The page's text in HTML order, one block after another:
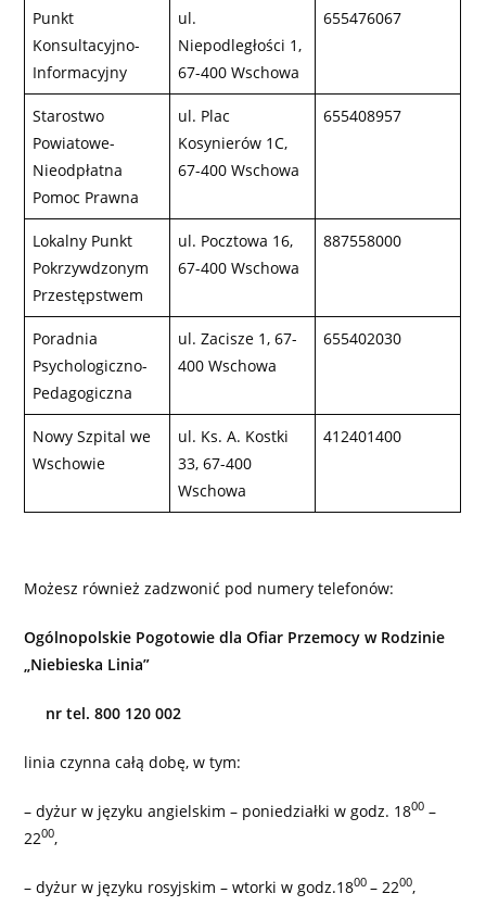
Punkt
Konsultacyjno-
Informacyjny
ul.
Niepodległości 1,
67-400 Wschowa
655476067
Starostwo
Powiatowe-
Nieodpłatna
Pomoc Prawna
ul. Plac
Kosynierów 1C,
67-400 Wschowa
655408957
Lokalny Punkt
Pokrzywdzonym
Przestępstwem
ul. Pocztowa 16,
67-400 Wschowa
887558000
Poradnia
Psychologiczno-
Pedagogiczna
ul. Zacisze 1, 67-
400 Wschowa
655402030
Nowy Szpital we
Wschowie
ul. Ks. A. Kostki
33, 67-400
Wschowa
412401400
Możesz również zadzwonić pod numery telefonów:
Ogólnopolskie Pogotowie dla Ofiar Przemocy w Rodzinie
„Niebieska Linia”
nr tel. 800 120 002
linia czynna całą dobę, w tym:
– dyżur w języku angielskim – poniedziałki w godz. 1800 –
2200,
– dyżur w języku rosyjskim – wtorki w godz.1800 – 2200,